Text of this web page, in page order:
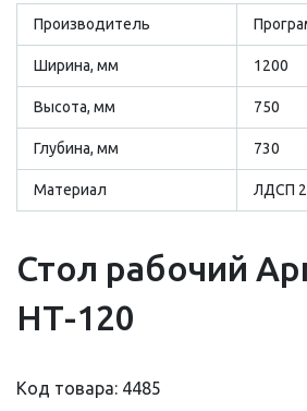
Производитель
Ширина, мм 1200
Высота, мм 750
Глубина, мм 730
Материал ЛДСП
Стол рабочий
НТ-120
Код товара: 4485